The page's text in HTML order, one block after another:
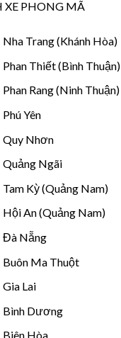
PHONG MÃ
Trang (Khánh Hòa)
Thiết (Bình Thuận)
Rang (Ninh Thuận)
Yên
Quy Nhơn
Quảng Ngãi
Kỳ (Quảng Nam)
Hội An (Quảng Nam)
Đà Nẵng
Buôn Ma Thuột
Lai
Bình Dương
Biên Hòa